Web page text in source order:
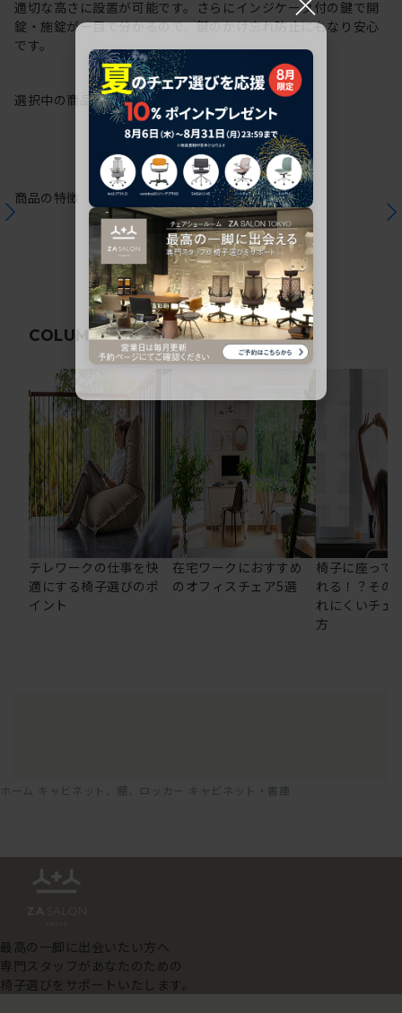
適切な高さに設置が可能です。さらにインジケータ付の鍵で開
錠・施錠が一目で分かるので、鍵のかけ忘れ防止にもなり安心
です。
選択中の商品情報注意事項
商品の特徴
COLUMN関連コラム
テレワークの仕事を快
適にする椅子選びのポ
イント
在宅ワークにおすすめ
のオフィスチェア5選
椅子に座って
れる！？その
れにくいチェ
方
ホーム キャビネット、棚、ロッカー キャビネット・書庫
最高の一脚に出会いたい方へ
専門スタッフがあなたのための
椅子選びをサポートいたします。